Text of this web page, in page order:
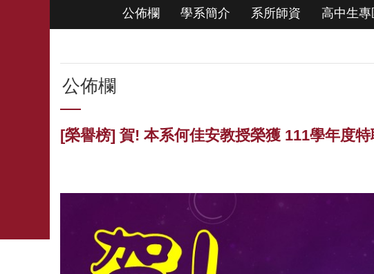
公佈欄 學系簡介 系所師資 高中生專
公佈欄
[榮譽榜] 賀! 本系何佳安教授榮獲 111學年度